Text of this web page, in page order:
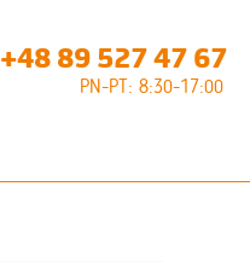
+48 89 527 47 67
PN-PT: 8:30-17:00